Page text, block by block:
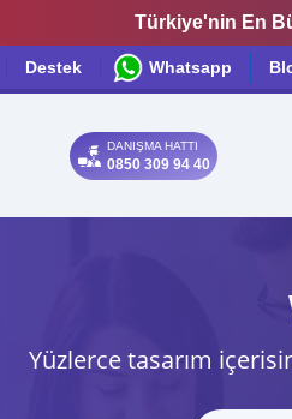
Türkiye'nin En
Destek Whatsapp
DANIŞMA HATTI
0850 309 94 40
Yüzlerce tasarım